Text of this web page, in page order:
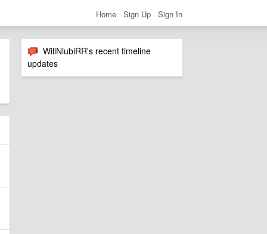
Home Sign Up Sign In
WillNiubiRR's recent timeline
updates